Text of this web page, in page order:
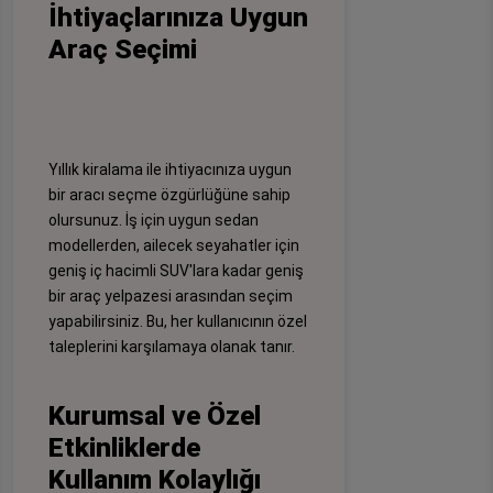
İhtiyaçlarınıza Uygun
Araç Seçimi
Yıllık kiralama ile ihtiyacınıza uygun
bir aracı seçme özgürlüğüne sahip
olursunuz. İş için uygun sedan
modellerden, ailecek seyahatler için
geniş iç hacimli SUV'lara kadar geniş
bir araç yelpazesi arasından seçim
yapabilirsiniz. Bu, her kullanıcının özel
taleplerini karşılamaya olanak tanır.
Kurumsal ve Özel
Etkinliklerde
Kullanım Kolaylığı